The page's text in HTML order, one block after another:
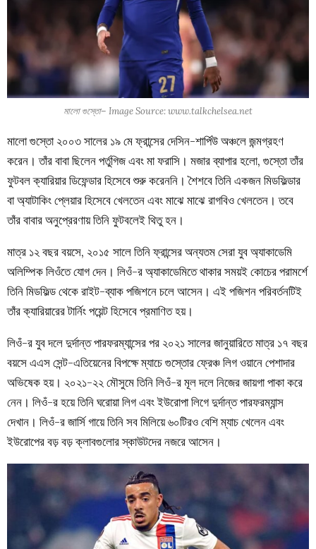
মালো গুস্তো– Image Source: www.talkchelsea.net
মালো গুস্তো ২০০৩ সালের ১৯ মে ফ্রান্সের দেসিন-শার্পিউ অঞ্চলে জন্মগ্রহণ
করেন। তাঁর বাবা ছিলেন পর্তুগিজ এবং মা ফরাসি। মজার ব্যাপার হলো, গুস্তো তাঁর
ফুটবল ক্যারিয়ার ডিফেন্ডার হিসেবে শুরু করেননি। শৈশবে তিনি একজন মিডফিল্ডার
বা অ্যাটাকিং প্লেয়ার হিসেবে খেলতেন এবং মাঝে মাঝে রাগবিও খেলতেন। তবে
তাঁর বাবার অনুপ্রেরণায় তিনি ফুটবলেই থিতু হন।
মাত্র ১২ বছর বয়সে, ২০১৫ সালে তিনি ফ্রান্সের অন্যতম সেরা যুব অ্যাকাডেমি
অলিম্পিক লিওঁতে যোগ দেন। লিওঁ-র অ্যাকাডেমিতে থাকার সময়ই কোচের পরামর্শে
তিনি মিডফিল্ড থেকে রাইট-ব্যাক পজিশনে চলে আসেন। এই পজিশন পরিবর্তনটিই
তাঁর ক্যারিয়ারের টার্নিং পয়েন্ট হিসেবে প্রমাণিত হয়।
লিওঁ-র যুব দলে দুর্দান্ত পারফরম্যান্সের পর ২০২১ সালের জানুয়ারিতে মাত্র ১৭ বছর
বয়সে এএস সেন্ট-এতিয়েনের বিপক্ষে ম্যাচে গুস্তোর ফ্রেঞ্চ লিগ ওয়ানে পেশাদার
অভিষেক হয়। ২০২১-২২ মৌসুমে তিনি লিওঁ-র মূল দলে নিজের জায়গা পাকা করে
নেন। লিওঁ-র হয়ে তিনি ঘরোয়া লিগ এবং ইউরোপা লিগে দুর্দান্ত পারফরম্যান্স
দেখান। লিওঁ-র জার্সি গায়ে তিনি সব মিলিয়ে ৬০টিরও বেশি ম্যাচ খেলেন এবং
ইউরোপের বড় বড় ক্লাবগুলোর স্কাউটদের নজরে আসেন।